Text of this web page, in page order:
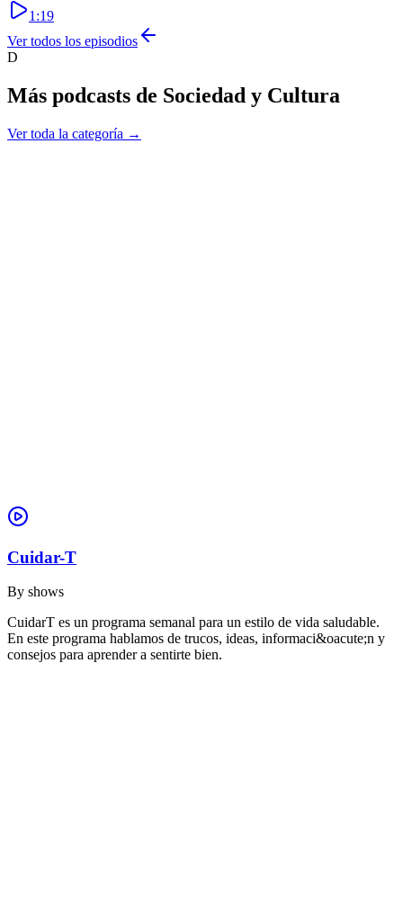
1:19
Ver todos los episodios
D
Más podcasts de Sociedad y Cultura
Ver toda la categoría →
Cuidar-T
By shows
CuidarT es un programa semanal para un estilo de vida saludable.
En este programa hablamos de trucos, ideas, informaci&oacute;n y
consejos para aprender a sentirte bien.